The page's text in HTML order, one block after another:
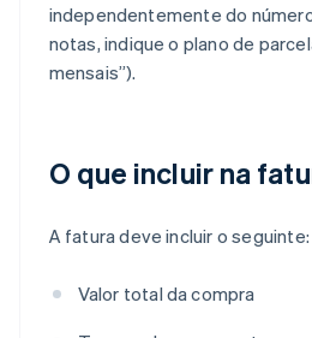
independentemente do
notas, indique o plano de
mensais”).
O que incluir na
A fatura deve incluir o seguinte:
Valor total da compra